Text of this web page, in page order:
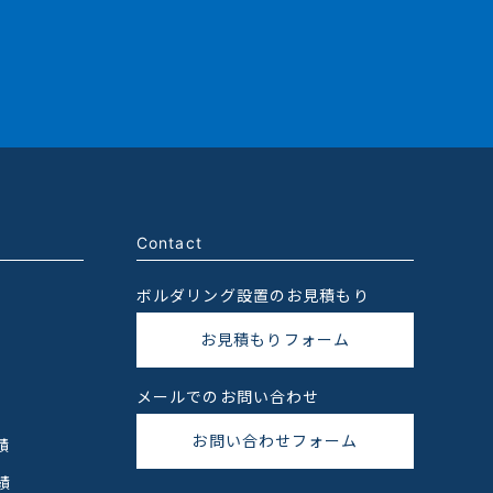
Contact
ボルダリング設置のお見積もり
お見積もりフォーム
メールでのお問い合わせ
お問い合わせフォーム